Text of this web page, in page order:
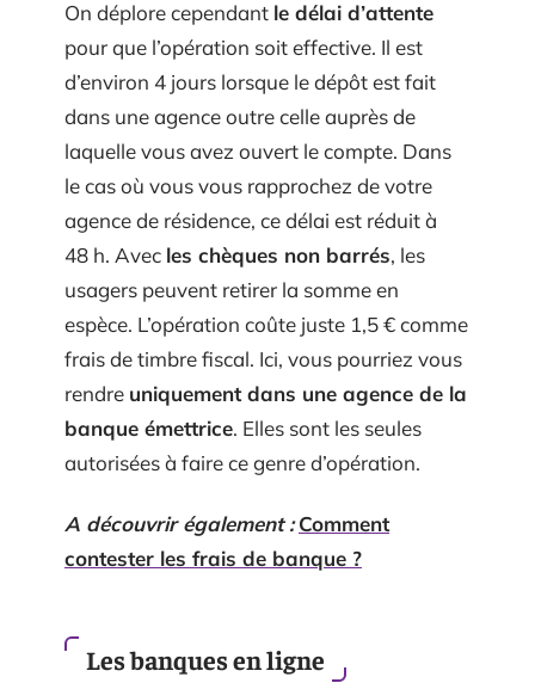
On déplore cependant le délai d’attente
pour que l’opération soit effective. Il est
d’environ 4 jours lorsque le dépôt est fait
dans une agence outre celle auprès de
laquelle vous avez ouvert le compte. Dans
le cas où vous vous rapprochez de votre
agence de résidence, ce délai est réduit à
48 h. Avec les chèques non barrés, les
usagers peuvent retirer la somme en
espèce. L’opération coûte juste 1,5 € comme
frais de timbre fiscal. Ici, vous pourriez vous
rendre uniquement dans une agence de la
banque émettrice. Elles sont les seules
autorisées à faire ce genre d’opération.
A découvrir également : Comment
contester les frais de banque ?
Les banques en ligne